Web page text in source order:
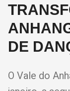
DE
O Vale do